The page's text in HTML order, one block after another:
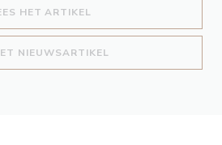
HET ARTIKEL
NIEUWSARTIKEL